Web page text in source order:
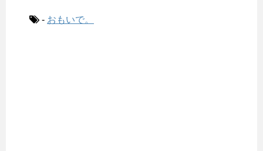
- おもいで。